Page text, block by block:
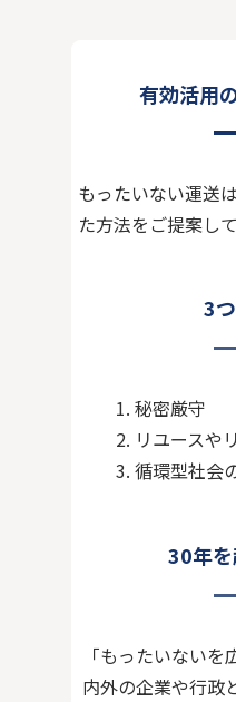
有効活用
もったいない運送
た方法をご提案して
3
1. 秘密厳守
2. リユースや
3. 循環型社会
30年
「もったいない
内外の企業や行政